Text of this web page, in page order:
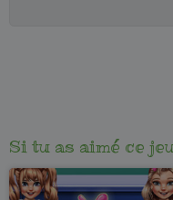
Si tu as aimé ce